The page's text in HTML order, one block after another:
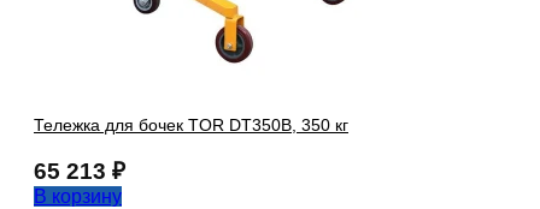
Тележка для бочек TOR DT350B, 350 кг
65 213 ₽
В корзину